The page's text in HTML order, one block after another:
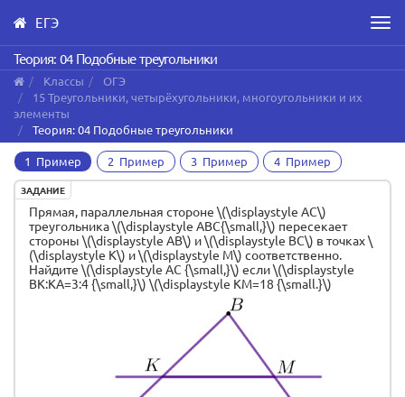
Skip
to
main
content
ЕГЭ
Теория: 04 Подобные треугольники
Классы
ОГЭ
15 Треугольники, четырёхугольники, многоугольники и их
элементы
Теория: 04 Подобные треугольники
1 Пример 2 Пример 3 Пример 4 Пример
ЗАДАНИЕ
Прямая, параллельная стороне \(\displaystyle AC\)
треугольника \(\displaystyle ABC{\small,}\) пересекает
стороны \(\displaystyle AB\) и \(\displaystyle BC\) в точках \
(\displaystyle K\) и \(\displaystyle M\) соответственно.
Найдите \(\displaystyle AC {\small,}\) если \(\displaystyle
BK:KA=3:4 {\small,}\) \(\displaystyle KM=18 {\small.}\)